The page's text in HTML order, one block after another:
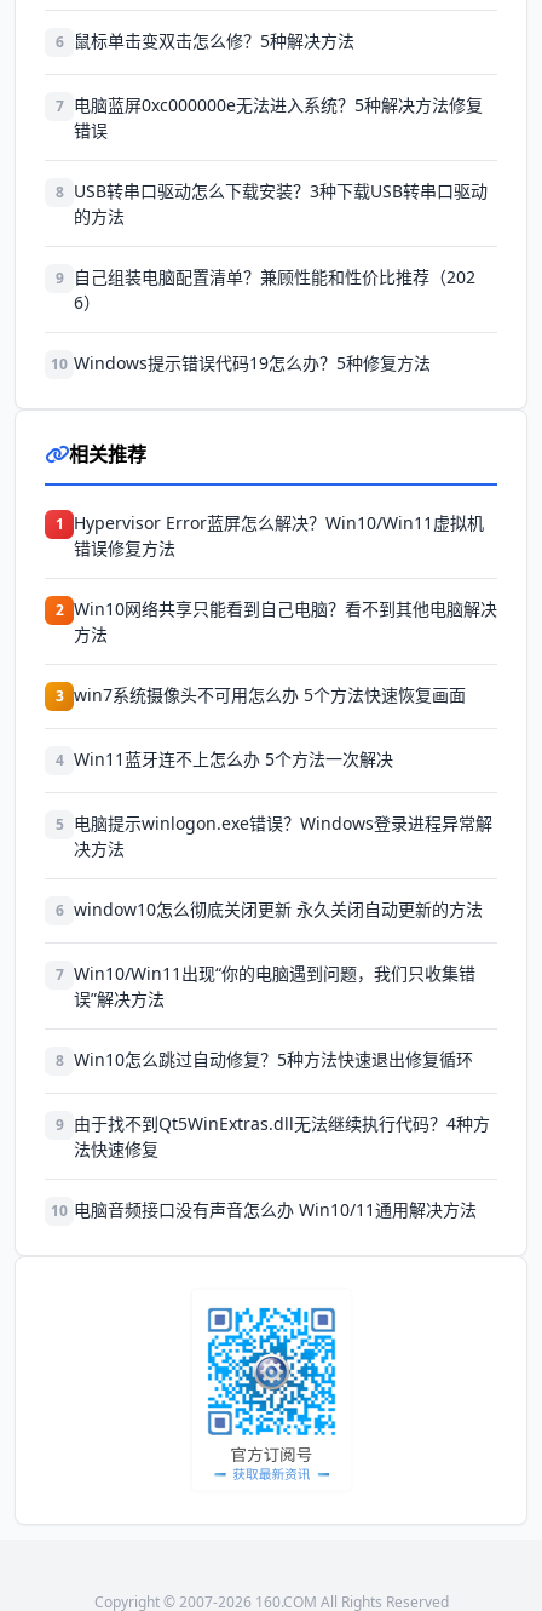
6 鼠标单击变双击怎么修？5种解决方法
7 电脑蓝屏0xc000000e无法进入系统？5种解决方法修复
错误
8 USB转串口驱动怎么下载安装？3种下载USB转串口驱动
的方法
9
自己组装电脑配置清单？兼顾性能和性价比推荐（202
6）
10 Windows提示错误代码19怎么办？5种修复方法
相关推荐
1
Hypervisor Error蓝屏怎么解决？Win10/Win11虚拟机
错误修复方法
2 Win10网络共享只能看到自己电脑？看不到其他电脑解决
方法
3 win7系统摄像头不可用怎么办 5个方法快速恢复画面
4 Win11蓝牙连不上怎么办 5个方法一次解决
5 电脑提示winlogon.exe错误？Windows登录进程异常解
决方法
6 window10怎么彻底关闭更新 永久关闭自动更新的方法
7 Win10/Win11出现“你的电脑遇到问题，我们只收集错
误”解决方法
8 Win10怎么跳过自动修复？5种方法快速退出修复循环
9 由于找不到Qt5WinExtras.dll无法继续执行代码？4种方
法快速修复
10 电脑音频接口没有声音怎么办 Win10/11通用解决方法
Copyright © 2007-2026 160.COM All Rights Reserved